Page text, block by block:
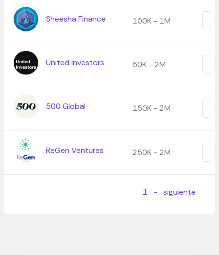
Sheesha Finance 100K - 1M
United Investors 50K - 2M
500 Global 150K - 2M
ReGen Ventures 250K - 2M
1 - siguiente